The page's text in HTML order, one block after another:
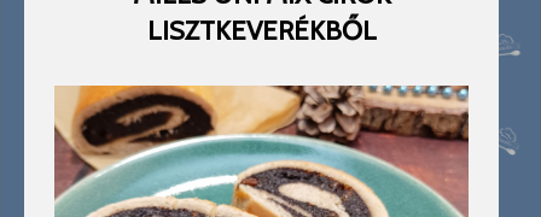
LISZTKEVERÉKBŐL